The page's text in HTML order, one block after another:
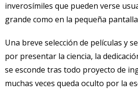
inverosímiles que pueden verse
grande como en la pequeña
Una breve selección de películas y
por presentar la ciencia, la
se esconde tras todo proyecto de
muchas veces queda oculto por la